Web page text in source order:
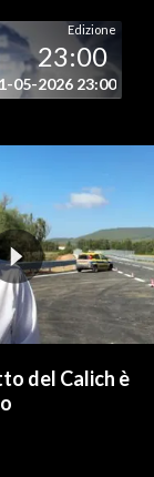
Edizione
23:00
05-2026 23:00
del Calich è